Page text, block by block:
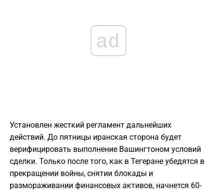
ad
​Установлен жесткий регламент дальнейших
действий. До пятницы иранская сторона будет
верифицировать выполнение Вашингтоном условий
сделки. Только после того, как в Тегеране убедятся в
прекращении войны, снятии блокады и
размораживании финансовых активов, начнется 60-